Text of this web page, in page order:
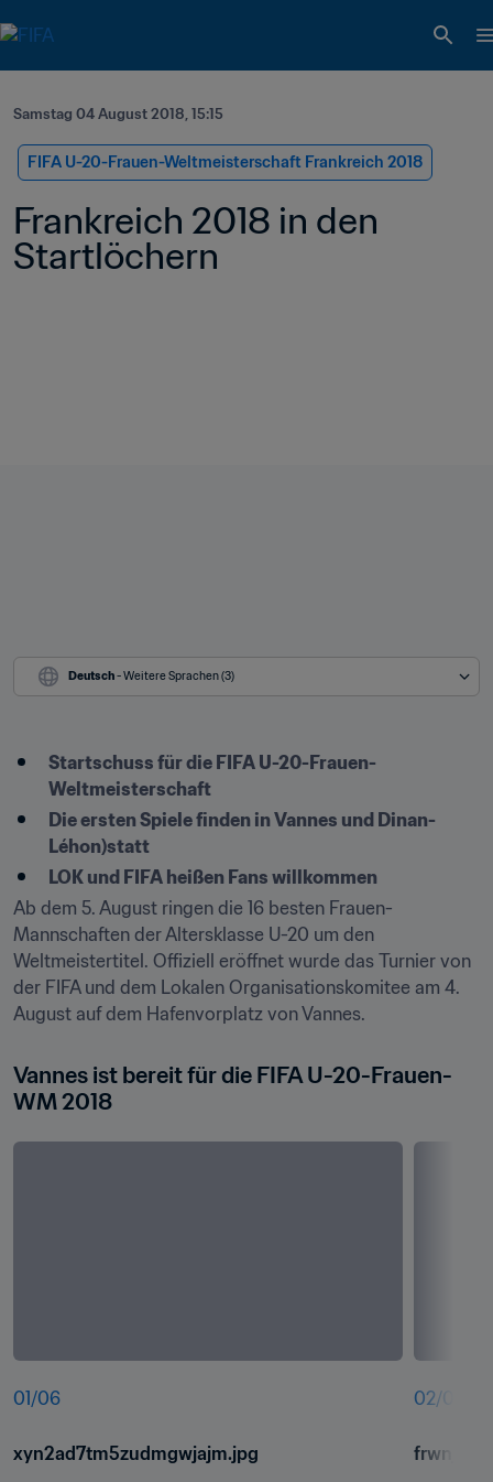
Samstag 04 August 2018, 15:15
FIFA U-20-Frauen-Weltmeisterschaft Frankreich 2018
Frankreich 2018 in den
Startlöchern
Deutsch - Weitere Sprachen (3)
Startschuss für die FIFA U-20-Frauen-
Weltmeisterschaft
Die ersten Spiele finden in Vannes und Dinan-
Léhon)statt
LOK und FIFA heißen Fans willkommen
Ab dem 5. August ringen die 16 besten Frauen-
Mannschaften der Altersklasse U-20 um den
Weltmeistertitel. Offiziell eröffnet wurde das Turnier von
der FIFA und dem Lokalen Organisationskomitee am 4.
August auf dem Hafenvorplatz von Vannes.
Vannes ist bereit für die FIFA U-20-Frauen-
WM 2018
01 /06
xyn2ad7tm5zudmgwjajm.jpg
02/06